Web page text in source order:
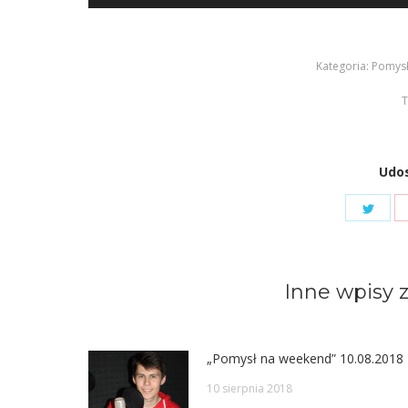
plików
Kategoria:
Inne wpisy
„Pomysł na weekend” 10.08.2018
10 sierpnia 2018